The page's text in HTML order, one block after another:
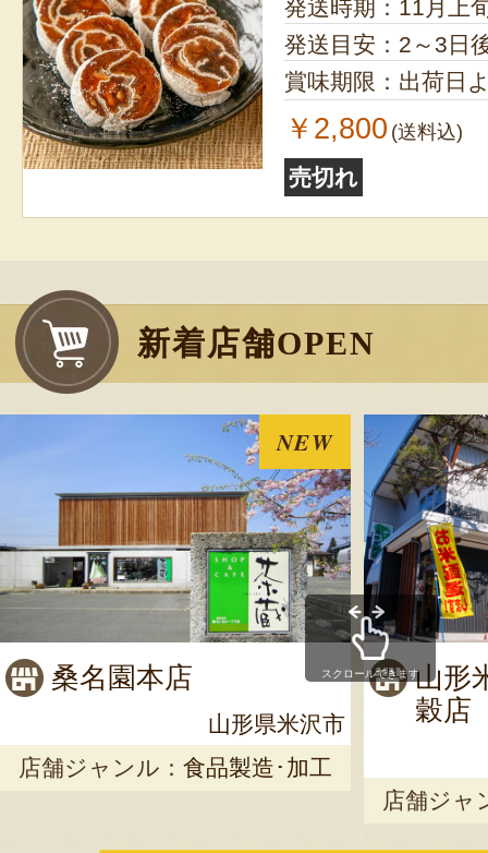
発送時期：11月上
発送目安：2～3日
賞味期限：出荷日
￥2,800 (送料込)
売切れ
新着店舗OPEN
NEW
桑名園本店
山形県米沢市
店舗ジャンル： 食品製造･加工
山形
穀店
店舗ジャ
スクロールできます